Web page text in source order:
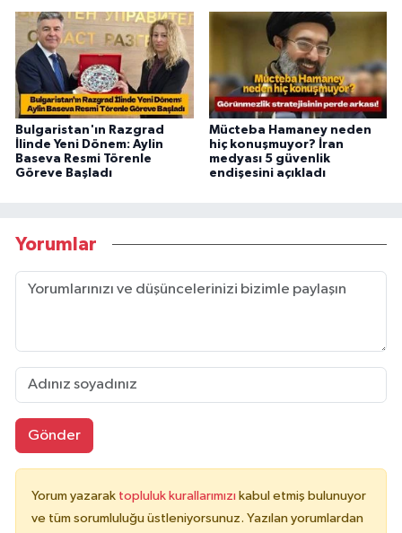
Bulgaristan'ın Razgrad
İlinde Yeni Dönem: Aylin
Baseva Resmi Törenle
Göreve Başladı
Mücteba Hamaney neden
hiç konuşmuyor? İran
medyası 5 güvenlik
endişesini açıkladı
Yorumlar
Gönder
Yorum yazarak topluluk kurallarımızı kabul etmiş bulunuyor
ve tüm sorumluluğu üstleniyorsunuz. Yazılan yorumlardan